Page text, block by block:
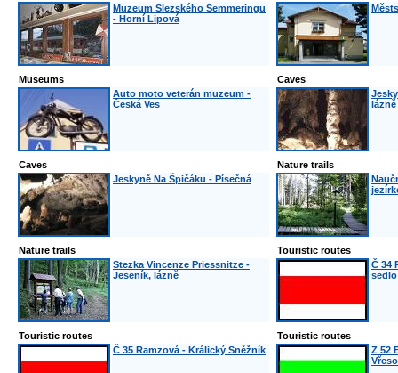
Muzeum Slezského Semmeringu
- Horní Lipová
Museums
Auto moto veterán muzeum -
Česká Ves
Caves
lázně
Caves
Jeskyně Na Špičáku - Písečná
Nature trails
Nature trails
Stezka Vincenze Priessnitze -
Jeseník, lázně
Touristic routes
Č 34
sedlo
Touristic routes
Č 35 Ramzová - Králický Sněžník
Touristic routes
Z 52